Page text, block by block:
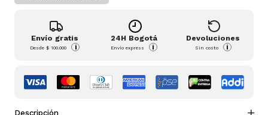
Envío gratis
Desde$ 100.000 i
24H Bogotá
Envío express i
Devoluciones
Sin costo i
Descripción